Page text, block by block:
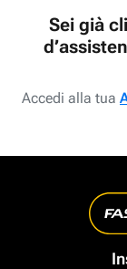
Sei già
Accedi alla tua